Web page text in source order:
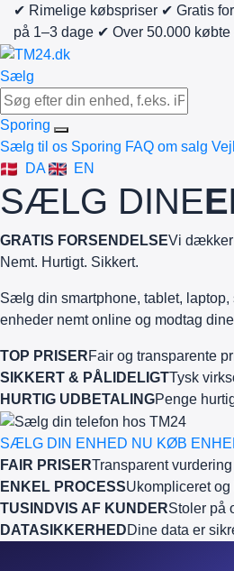
✔ Rimelige købspriser ✔ Gratis
på 1–3 dage ✔ Over 50.000 købte
Sælg
Sporing
Sælg til os Sporing FAQ om salg
DA
EN
SÆLG DINE
GRATIS FORSENDELSEVi dækker
Nemt. Hurtigt. Sikkert.
Sælg din smartphone, tablet, laptop,
enheder nemt online og modtag
TOP PRISERFair og transparente
SIKKERT & PÅLIDELIGTTysk
HURTIG UDBETALINGPenge
SÆLG DIN ENHED NU KØB
FAIR PRISERTransparent vurdering
ENKEL PROCESSUkompliceret og
TUSINDVIS AF KUNDERStoler på
DATASIKKERHEDDine data er